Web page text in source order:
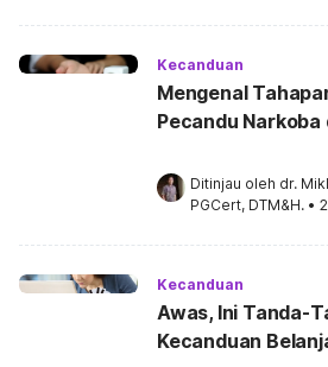
Kecanduan
Mengenal
Pecandu Narkoba
Ditinjau oleh dr.
PGCert, DTM&H. •
Kecanduan
Awas, Ini Tanda-
Kecanduan